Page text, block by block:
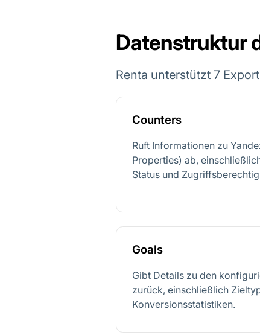
Datenstruktur
Renta unterstützt 7
Counters
Ruft Informationen zu
Properties) ab,
Status und
Goals
Gibt Details zu den
zurück, einschließlich
Konversionsstatistiken.